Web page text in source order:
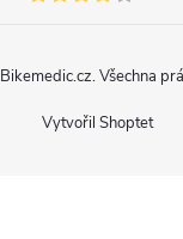
Vytvořil Shoptet
Bikemedic.cz. Všechna